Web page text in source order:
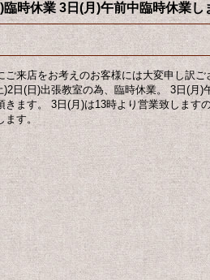
時休業 3日(月)午前中臨時休業し
ご来店をお考えのお客様には大変申し訳ご
)2日(日)出張教室の為、臨時休業。 3日(月)
きます。 3日(月)は13時より営業致します
ます。